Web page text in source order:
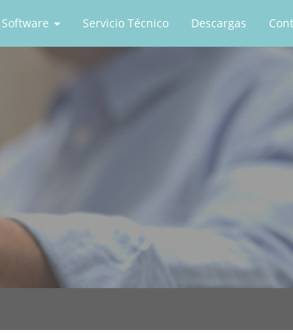
Software Servicio Técnico Descargas